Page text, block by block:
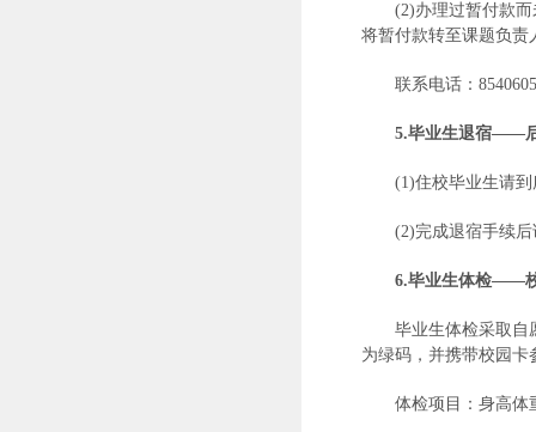
(2)办理过暂付款
将暂付款转至课题负责
联系电话：
5.毕业生退宿——
(1)住校毕业生请
(2)完成退宿手续
6.毕业生体检——
毕业生体检采取自
为绿码，并携带校园
体检项目：身高体